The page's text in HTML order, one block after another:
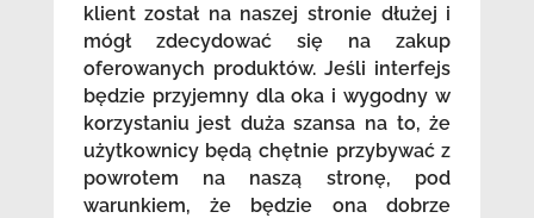
klient został na naszej stronie dłużej i
mógł zdecydować się na zakup
oferowanych produktów. Jeśli interfejs
będzie przyjemny dla oka i wygodny w
korzystaniu jest duża szansa na to, że
użytkownicy będą chętnie przybywać z
powrotem na naszą stronę, pod
warunkiem, że będzie ona dobrze